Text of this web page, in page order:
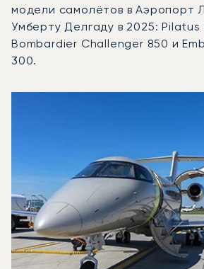
модели самолётов в Аэропорт
Умберту Делгаду в 2025: Pilatus
Bombardier Challenger 850 и
300.